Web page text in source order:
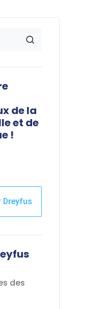
de la
et de
!
Dreyfus
des